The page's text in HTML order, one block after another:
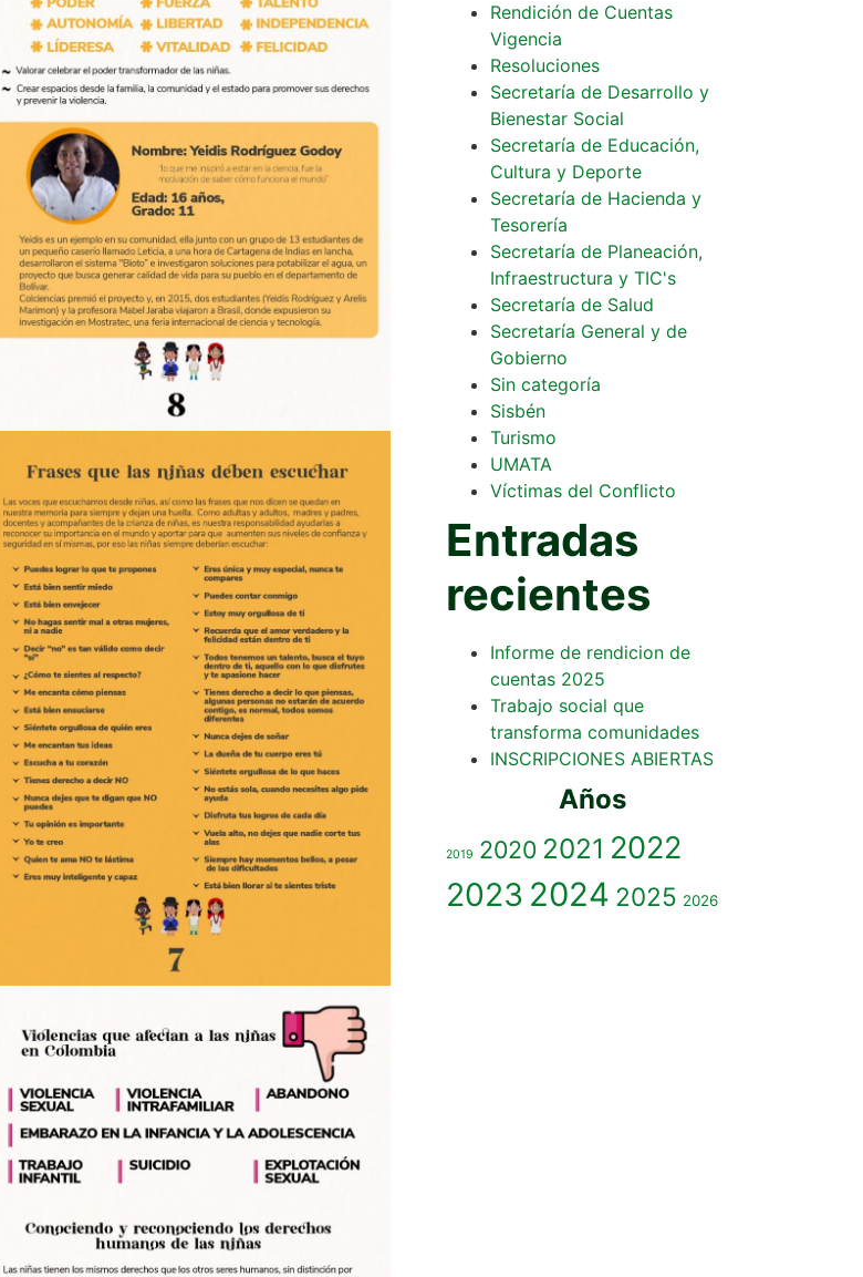
Rendición de Cuentas
Vigencia
Resoluciones
Secretaría de Desarrollo y
Bienestar Social
Secretaría de Educación,
Cultura y Deporte
Secretaría de Hacienda y
Tesorería
Secretaría de Planeación,
Infraestructura y TIC's
Secretaría de Salud
Secretaría General y de
Gobierno
Sin categoría
Sisbén
Turismo
UMATA
Víctimas del Conflicto
Entradas
recientes
Informe de rendicion de
cuentas 2025
Trabajo social que
transforma comunidades
INSCRIPCIONES ABIERTAS
Años
2019 2020 2021 2022
2023 2024 2025 2026